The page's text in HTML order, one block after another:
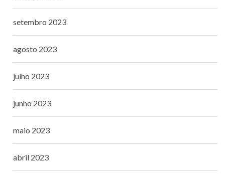
setembro 2023
agosto 2023
julho 2023
junho 2023
maio 2023
abril 2023